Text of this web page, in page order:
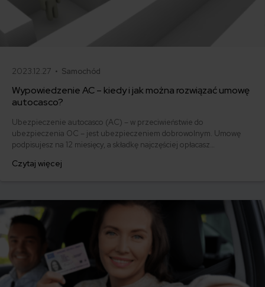
2023.12.27 • Samochód
Wypowiedzenie AC – kiedy i jak można rozwiązać umowę
autocasco?
Ubezpieczenie autocasco (AC) – w przeciwieństwie do
ubezpieczenia OC – jest ubezpieczeniem dobrowolnym. Umowę
podpisujesz na 12 miesięcy, a składkę najczęściej opłacasz
ofertę lub zdecydowałeś się sprzedać samochód w trakcie trwania
Czytaj więcej